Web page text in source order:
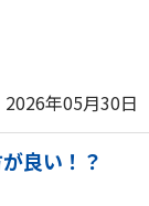
2026年05月30日
が良い！？